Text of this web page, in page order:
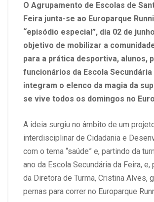
O Agrupamento de Escolas de
Feira junta-se ao Europarque
“episódio especial”, dia 02 de
objetivo de mobilizar a
para a prática desportiva, alunos,
funcionários da Escola Secundária
integram o elenco da magia da
se vive todos os domingos no
A ideia surgiu no âmbito de um
interdisciplinar de Cidadania e
com o tema “saúde” e, partindo da
ano da Escola Secundária da Feira,
da Diretora de Turma, Cristina Alves,
pernas para correr no Europarque